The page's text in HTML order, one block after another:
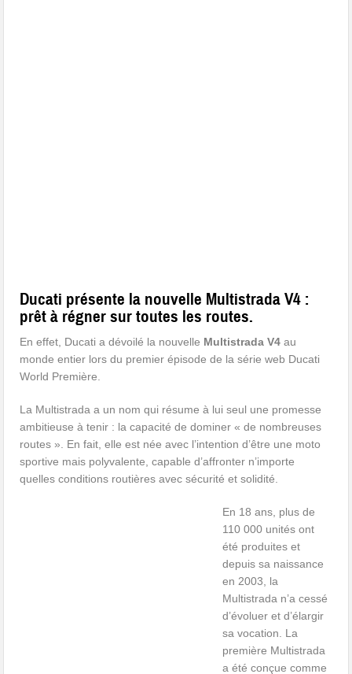
Ducati présente la nouvelle Multistrada V4 :
prêt à régner sur toutes les routes.
En effet, Ducati a dévoilé la nouvelle Multistrada V4 au
monde entier lors du premier épisode de la série web Ducati
World Première.
La Multistrada a un nom qui résume à lui seul une promesse
ambitieuse à tenir : la capacité de dominer « de nombreuses
routes ». En fait, elle est née avec l’intention d’être une moto
sportive mais polyvalente, capable d’affronter n’importe
quelles conditions routières avec sécurité et solidité.
En 18 ans, plus de
110 000 unités ont
été produites et
depuis sa naissance
en 2003, la
Multistrada n’a cessé
d’évoluer et d’élargir
sa vocation. La
première Multistrada
a été conçue comme